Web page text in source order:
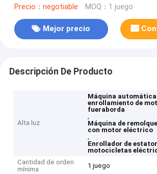
Precio：negotiable MOQ：1 juego
Mejor precio
Descripción De Producto
Alta luz
Máquina automática
enrollamiento de
fueraborda
,
Máquina de
con motor eléctrico
,
Enrollador de
motocicletas
Cantidad de orden
mínima
1 juego